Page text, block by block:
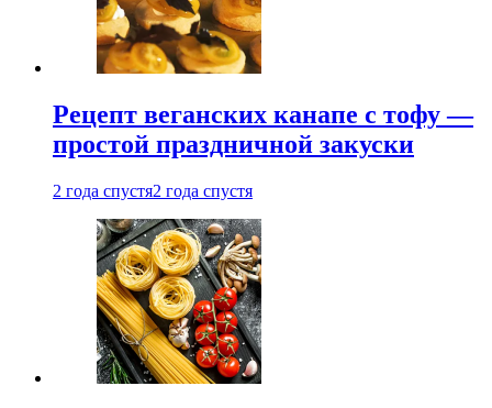
Рецепт веганских канапе с тофу —
простой праздничной закуски
2 года спустя2 года спустя